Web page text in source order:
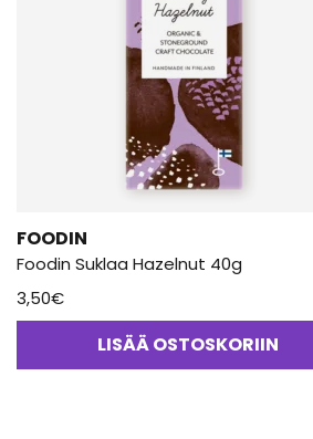
FOODIN
Foodin Suklaa Hazelnut 40g
3,50€
LISÄÄ OSTOSKORIIN